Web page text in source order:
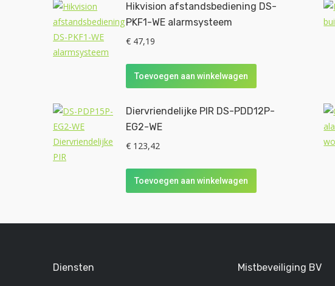
Hikvision afstandsbediening DS-
PKF1-WE alarmsysteem
€ 47,19
Toevoegen aan winkelwagen
Diervriendelijke PIR DS-PDD12P-
EG2-WE
€ 123,42
Toevoegen aan winkelwagen
Diensten Mistbeveiliging BV